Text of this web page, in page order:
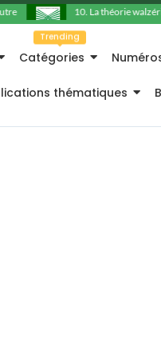
10. La théorie
Catégories
Trending
thématiques